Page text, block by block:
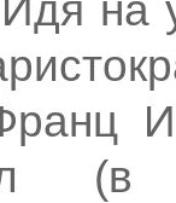
на